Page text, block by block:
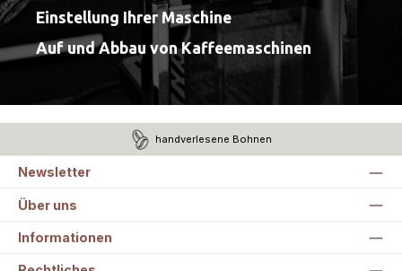
Einstellung Ihrer Maschine
Auf und Abbau von Kaffeemaschinen
handverlesene Bohnen
Newsletter
Über uns
Informationen